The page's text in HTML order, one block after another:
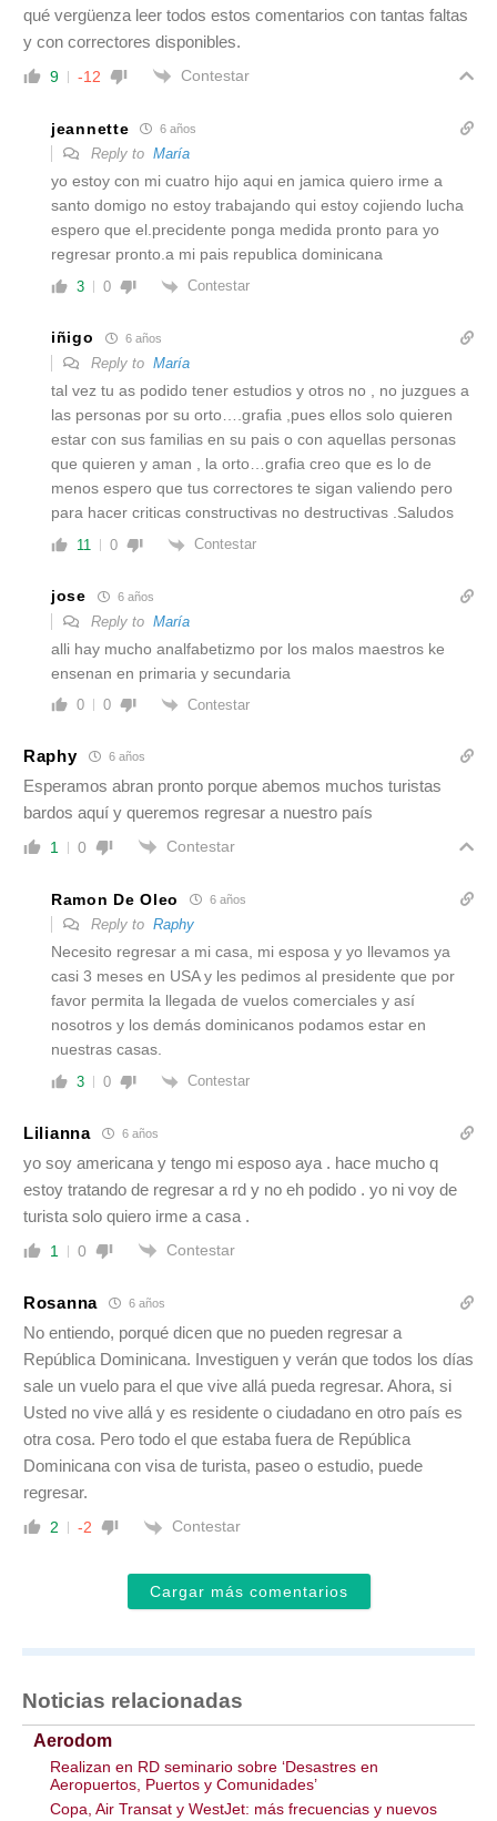
qué vergüenza leer todos estos comentarios con tantas faltas
y con correctores disponibles.
9 -12 Contestar
jeannette 6 años
Reply to María
yo estoy con mi cuatro hijo aqui en jamica quiero irme a
santo domigo no estoy trabajando qui estoy cojiendo lucha
espero que el.precidente ponga medida pronto para yo
regresar pronto.a mi pais republica dominicana
3 0 Contestar
iñigo 6 años
Reply to María
tal vez tu as podido tener estudios y otros no , no juzgues a
las personas por su orto….grafia ,pues ellos solo quieren
estar con sus familias en su pais o con aquellas personas
que quieren y aman , la orto…grafia creo que es lo de
menos espero que tus correctores te sigan valiendo pero
para hacer criticas constructivas no destructivas .Saludos
11 0 Contestar
jose 6 años
Reply to María
alli hay mucho analfabetizmo por los malos maestros ke
ensenan en primaria y secundaria
0 0 Contestar
Raphy 6 años
Esperamos abran pronto porque abemos muchos turistas
bardos aquí y queremos regresar a nuestro país
1 0 Contestar
Ramon De Oleo 6 años
Reply to Raphy
Necesito regresar a mi casa, mi esposa y yo llevamos ya
casi 3 meses en USA y les pedimos al presidente que por
favor permita la llegada de vuelos comerciales y así
nosotros y los demás dominicanos podamos estar en
nuestras casas.
3 0 Contestar
Lilianna 6 años
yo soy americana y tengo mi esposo aya . hace mucho q
estoy tratando de regresar a rd y no eh podido . yo ni voy de
turista solo quiero irme a casa .
1 0 Contestar
Rosanna 6 años
No entiendo, porqué dicen que no pueden regresar a
República Dominicana. Investiguen y verán que todos los días
sale un vuelo para el que vive allá pueda regresar. Ahora, si
Usted no vive allá y es residente o ciudadano en otro país es
otra cosa. Pero todo el que estaba fuera de República
Dominicana con visa de turista, paseo o estudio, puede
regresar.
2 -2 Contestar
Cargar más comentarios
Noticias relacionadas
Aerodom
Realizan en RD seminario sobre ‘Desastres en
Aeropuertos, Puertos y Comunidades’
Copa, Air Transat y WestJet: más frecuencias y nuevos